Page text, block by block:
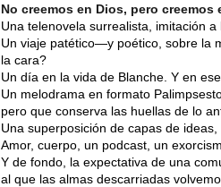
No creemos en Dios, pero creemos
Una telenovela surrealista, imitación a
Un viaje patético—y poético, sobre la
la cara?
Un día en la vida de Blanche. Y en
Un melodrama en formato
pero que conserva las huellas de lo
Una superposición de capas de
Amor, cuerpo, un podcast, un
Y de fondo, la expectativa de una
al que las almas descarriadas